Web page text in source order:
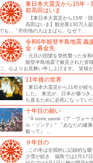
東日本大震災から15年・
前高田はいま
: 【東日本大震災から15年・
高田はいま】観光客130万人超
も...「市街地の人はまばら」なぜ？...
令和6年能登半島地震 義
金・募金先
: 元旦の団欒を突然襲った令
能登半島地震で被災された皆様
に、心よりお見舞い申し上げます。 皆様が
11年後の世界
: 東日本大震災から11年が経ち
した。 東北が、日本が傷つき
ち直るために必死になっていた
十年目の願い
: "À votre santé（ア・ヴォー
ル・ソンテ）" 『あなたの健康
願って』 ...
９年目の
: この冬は全国的に記録的な暖
少雪が続き、福島では2月17日